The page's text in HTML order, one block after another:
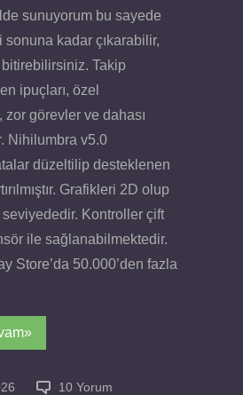
sunuyorum bu sayede
kadar çıkarabilir,
Takip
ipuçları, özel
görevler ve dahası
Nihilumbra v5.0
düzeltilip desteklenen
Grafikleri 2D olup
Kontroller çift
ile sağlanabilmektedir.
Store’da 50.000’den fazla
10 Yorum